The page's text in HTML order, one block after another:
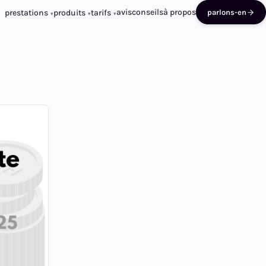
prestations produits tarifs avisconseilsà propos parlons-en